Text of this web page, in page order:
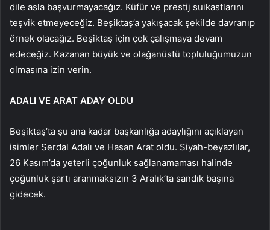
dile asla başvurmayacağız. Küfür ve prestij suikastlarını
teşvik etmeyeceğiz. Beşiktaş’a yakışacak şekilde davranıp
örnek olacağız. Beşiktaş için çok çalışmaya devam
edeceğiz. Kazanan büyük ve olağanüstü topluluğumuzun
olmasına izin verin.
ADALI VE ARAT ADAY OLDU
Beşiktaş’ta şu ana kadar başkanlığa adaylığını açıklayan
isimler Serdal Adalı ve Hasan Arat oldu. Siyah-beyazlılar,
26 Kasım’da yeterli çoğunluk sağlanamaması halinde
çoğunluk şartı aranmaksızın 3 Aralık’ta sandık başına
gidecek.